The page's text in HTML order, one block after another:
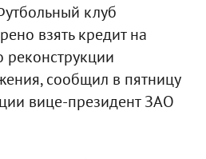
клуб
взять кредит на
реконструкции
сообщил в пятницу
вице-президент ЗАО